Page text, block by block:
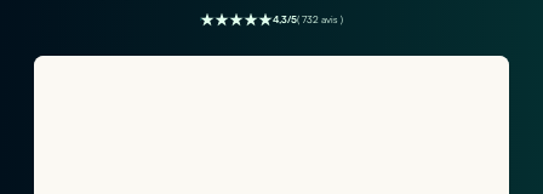
4,3/5( 732 avis )